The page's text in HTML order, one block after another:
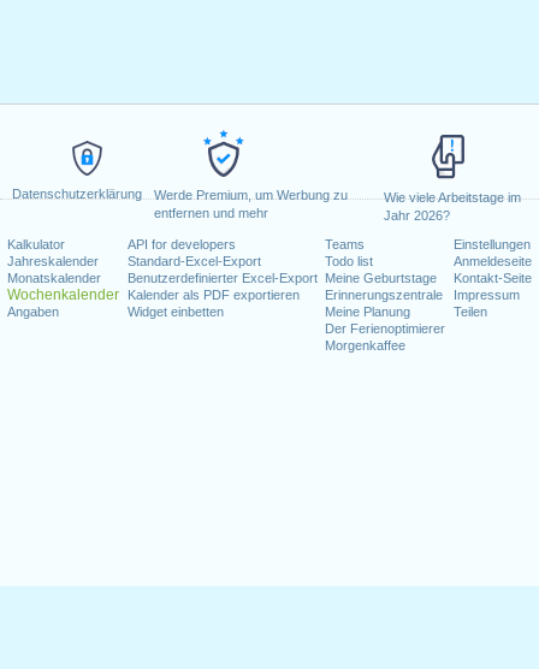
Datenschutzerklärung
Werde Premium, um Werbung zu
entfernen und mehr
Wie viele Arbeitstage im
Jahr 2026?
Kalkulator
Jahreskalender
Monatskalender
Wochenkalender
Angaben
API for developers
Standard-Excel-Export
Benutzerdefinierter Excel-Export
Kalender als PDF exportieren
Widget einbetten
Teams
Todo list
Meine Geburtstage
Erinnerungszentrale
Meine Planung
Der Ferienoptimierer
Morgenkaffee
Einstellungen
Anmeldeseite
Kontakt-Seite
Impressum
Teilen